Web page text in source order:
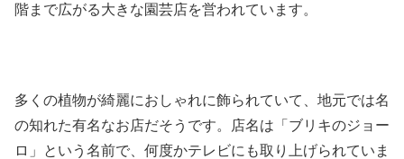
階まで広がる大きな園芸店を営われています。
多くの植物が綺麗におしゃれに飾られていて、地元では名
の知れた有名なお店だそうです。店名は「ブリキのジョー
ロ」という名前で、何度かテレビにも取り上げられていま